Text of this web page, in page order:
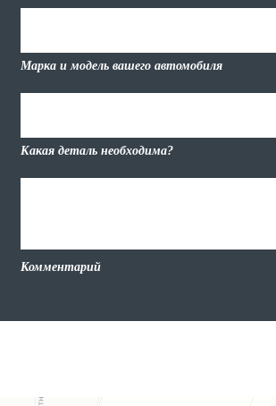
Марка и модель вашего автомобиля
Какая деталь необходима?
Комментарий